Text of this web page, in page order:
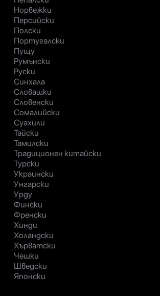
Норвежки
Персийски
Полски
Португалски
Пущу
Румънски
Руски
Синхала
Словашки
Словенски
Сомалийски
Суахили
Тайски
Тамилски
Традиционен китайски
Турски
Украински
Унгарски
Урду
Фински
Френски
Хинди
Холандски
Хърватски
Чешки
Шведски
Японски